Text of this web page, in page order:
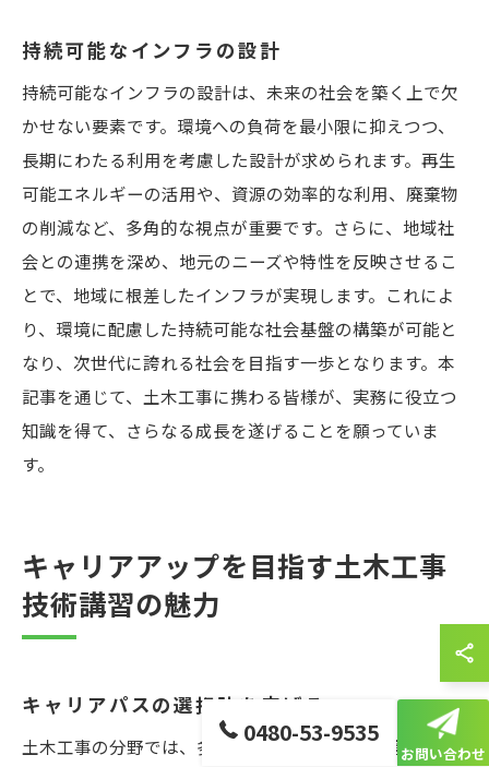
持続可能なインフラの設計
持続可能なインフラの設計は、未来の社会を築く上で欠
かせない要素です。環境への負荷を最小限に抑えつつ、
長期にわたる利用を考慮した設計が求められます。再生
可能エネルギーの活用や、資源の効率的な利用、廃棄物
の削減など、多角的な視点が重要です。さらに、地域社
会との連携を深め、地元のニーズや特性を反映させるこ
とで、地域に根差したインフラが実現します。これによ
り、環境に配慮した持続可能な社会基盤の構築が可能と
なり、次世代に誇れる社会を目指す一歩となります。本
記事を通じて、土木工事に携わる皆様が、実務に役立つ
知識を得て、さらなる成長を遂げることを願っていま
す。
キャリアアップを目指す土木工事
技術講習の魅力
キャリアパスの選択肢を広げる
土木工事の分野では、多様なキャリアパスが用意されて
0480-53-9535
お問い合わせ